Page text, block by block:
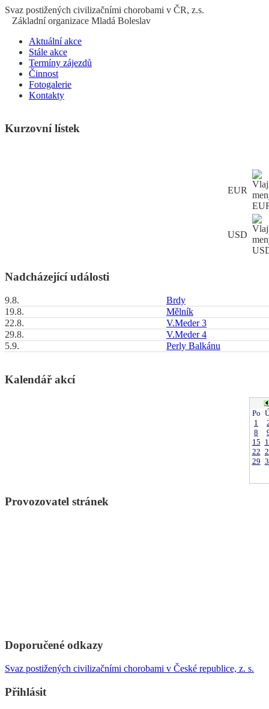
Svaz postižených civilizačními chorobami v ČR, z.s.
Základní organizace Mladá Boleslav
Aktuální akce
Stále akce
Termíny zájezdů
Činnost
Fotogalerie
Kontakty
Kurzovní lístek
EUR
USD
Nadcházející události
9.8.
Brdy
19.8.
Mělník
22.8.
V.Meder 3
29.8.
V.Meder 4
5.9.
Perly Balkánu
Kalendář akcí
Po
1
8
15
22
29
Provozovatel stránek
Doporučené odkazy
Svaz postižených civilizačními chorobami v České republice, z. s.
Přihlásit